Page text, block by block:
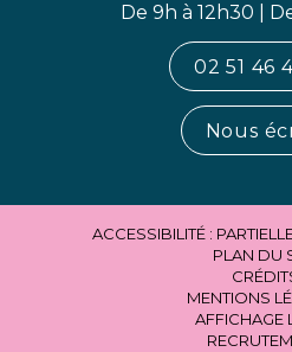
De 9h à 12h30 |
02 51 46
Nous
ACCESSIBILITÉ :
PLAN DU
MENTIONS
AFFICHAGE